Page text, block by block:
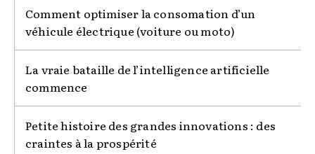
Comment optimiser la consomation d’un
véhicule électrique (voiture ou moto)
La vraie bataille de l’intelligence artificielle
commence
Petite histoire des grandes innovations : des
craintes à la prospérité